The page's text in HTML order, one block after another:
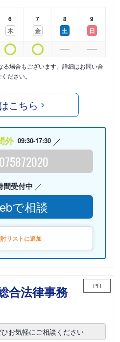
6
木
7
金
8
土
9
日
場合もございます。詳細はお問い合
ださい。
こちら
外 09:30-17:30
間受付中
で相談
リストに追加
合法律事務
PR
お気軽にご相談ください